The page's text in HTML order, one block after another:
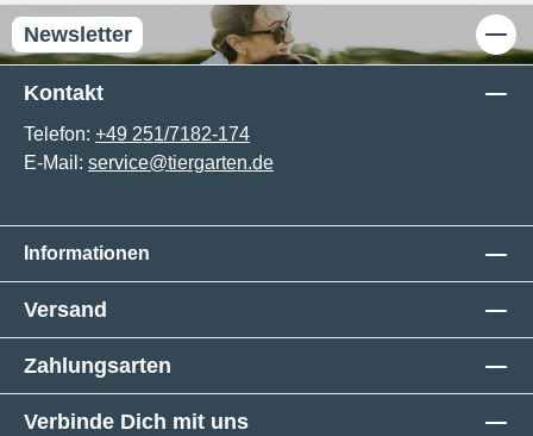
Newsletter
Kontakt
Telefon: +49 251/7182-174
E-Mail: service@tiergarten.de
Informationen
Versand
Zahlungsarten
Verbinde Dich mit uns